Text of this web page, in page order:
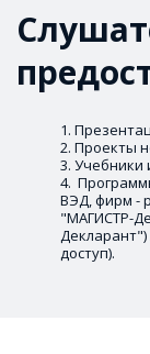
Проекты
Учебники
ВЭД, фирм -
"МАГИСТР-
доступ).